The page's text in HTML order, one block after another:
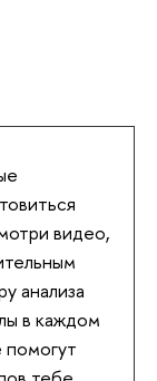
видео,
анализа
в каждом